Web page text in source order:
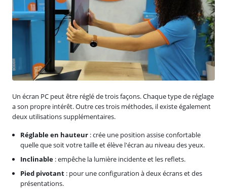
Un écran PC peut être réglé de trois façons. Chaque type de réglage
a son propre intérêt. Outre ces trois méthodes, il existe également
deux utilisations supplémentaires.
Réglable en hauteur : crée une position assise confortable
quelle que soit votre taille et élève l'écran au niveau des yeux.
Inclinable : empêche la lumière incidente et les reflets.
Pied pivotant : pour une configuration à deux écrans et des
présentations.